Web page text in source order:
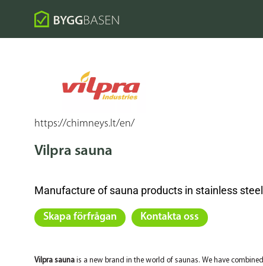
https://chimneys.lt/en/
Vilpra sauna
Manufacture of sauna products in stainless steel
Skapa förfrågan Kontakta oss
Vilpra sauna is a new brand in the world of saunas. We have